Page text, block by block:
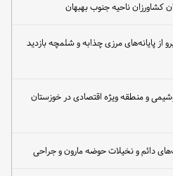
ناحیه جنوب بهبهان
پایانه‌های مرزی چذابه و شلمچه بازدید
و منطقه ویژه اقتصادی در خوزستان
دائم و نخیلات حوضه مارون و جراحی